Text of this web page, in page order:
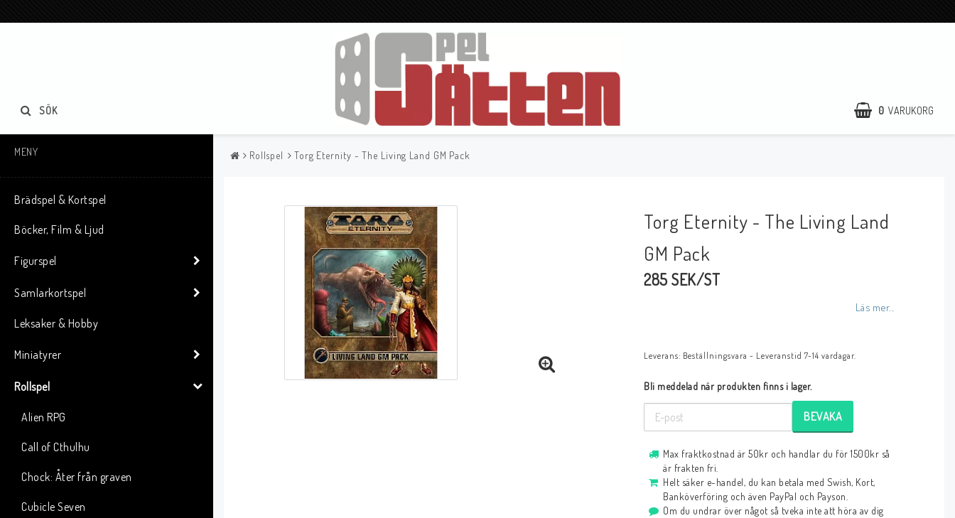
0 VARUKORG
SÖK
MENY
Brädspel & Kortspel
Böcker, Film & Ljud
Figurspel
Samlarkortspel
Leksaker & Hobby
Miniatyrer
Rollspel
Alien RPG
Call of Cthulhu
Chock: Åter från graven
Cubicle Seven
Rollspel Torg Eternity - The Living Land GM Pack
Torg Eternity - The Living Land
GM Pack
285 SEK/ST
Läs mer...
Leverans: Beställningsvara - Leveranstid 7-14 vardagar.
Bli meddelad när produkten finns i lager.
BEVAKA
Max fraktkostnad är 50kr och handlar du för 1500kr så
är frakten fri.
Helt säker e-handel, du kan betala med Swish, Kort,
Banköverföring och även PayPal och Payson.
Om du undrar över något så tveka inte att höra av dig